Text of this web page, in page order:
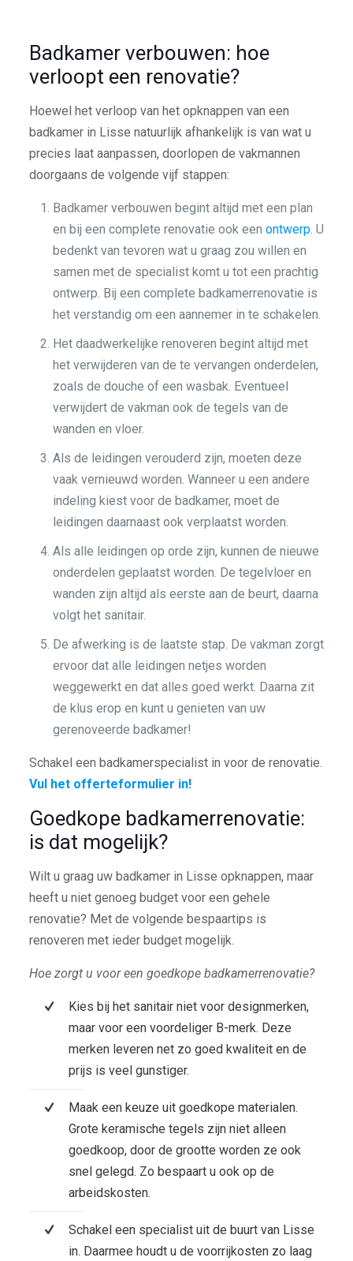
Badkamer verbouwen: hoe
verloopt een renovatie?
Hoewel het verloop van het opknappen van een
badkamer in Lisse natuurlijk afhankelijk is van wat u
precies laat aanpassen, doorlopen de vakmannen
doorgaans de volgende vijf stappen:
Badkamer verbouwen begint altijd met een plan
en bij een complete renovatie ook een ontwerp. U
bedenkt van tevoren wat u graag zou willen en
samen met de specialist komt u tot een prachtig
ontwerp. Bij een complete badkamerrenovatie is
het verstandig om een aannemer in te schakelen.
Het daadwerkelijke renoveren begint altijd met
het verwijderen van de te vervangen onderdelen,
zoals de douche of een wasbak. Eventueel
verwijdert de vakman ook de tegels van de
wanden en vloer.
Als de leidingen verouderd zijn, moeten deze
vaak vernieuwd worden. Wanneer u een andere
indeling kiest voor de badkamer, moet de
leidingen daarnaast ook verplaatst worden.
Als alle leidingen op orde zijn, kunnen de nieuwe
onderdelen geplaatst worden. De tegelvloer en
wanden zijn altijd als eerste aan de beurt, daarna
volgt het sanitair.
De afwerking is de laatste stap. De vakman zorgt
ervoor dat alle leidingen netjes worden
weggewerkt en dat alles goed werkt. Daarna zit
de klus erop en kunt u genieten van uw
gerenoveerde badkamer!
Schakel een badkamerspecialist in voor de renovatie.
Vul het offerteformulier in!
Goedkope badkamerrenovatie:
is dat mogelijk?
Wilt u graag uw badkamer in Lisse opknappen, maar
heeft u niet genoeg budget voor een gehele
renovatie? Met de volgende bespaartips is
renoveren met ieder budget mogelijk.
Hoe zorgt u voor een goedkope badkamerrenovatie?
Kies bij het sanitair niet voor designmerken,
maar voor een voordeliger B-merk. Deze
merken leveren net zo goed kwaliteit en de
prijs is veel gunstiger.
Maak een keuze uit goedkope materialen.
Grote keramische tegels zijn niet alleen
goedkoop, door de grootte worden ze ook
snel gelegd. Zo bespaart u ook op de
arbeidskosten.
Schakel een specialist uit de buurt van Lisse
in. Daarmee houdt u de voorrijkosten zo laag